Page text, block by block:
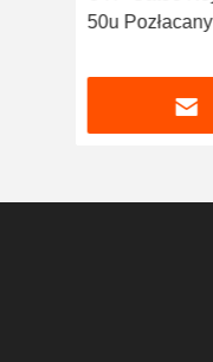
50u Pozłacany